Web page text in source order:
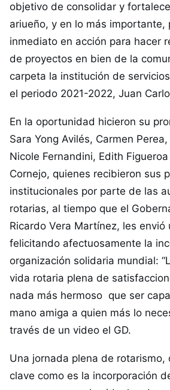
objetivo de consolidar y
ariueño, y en lo más importante,
inmediato en acción para hacer
de proyectos en bien de la
carpeta la institución de
el periodo 2021-2022, Juan
En la oportunidad hicieron su
Sara Yong Avilés, Carmen
Nicole Fernandini, Edith
Cornejo, quienes recibieron sus
institucionales por parte de las
rotarias, al tiempo que el
Ricardo Vera Martínez, les envió
felicitando afectuosamente la
organización solidaria mundial:
vida rotaria plena de
nada más hermoso que ser
mano amiga a quien más lo
través de un video el GD.
Una jornada plena de rotarismo,
clave como es la incorporación